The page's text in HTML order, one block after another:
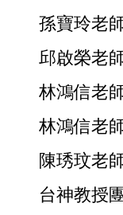
孫寶玲老
邱啟榮老
林鴻信老
林鴻信老
陳琇玟老
台神教授